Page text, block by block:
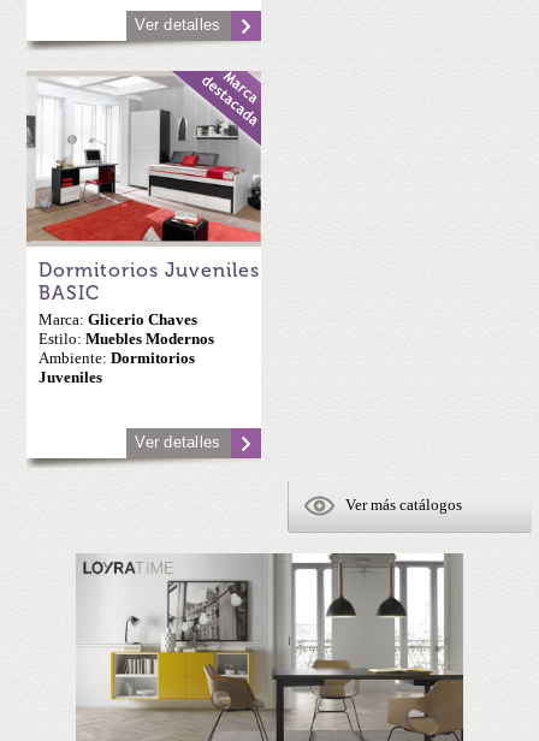
Ver detalles
Dormitorios Juveniles
BASIC
Marca:Glicerio Chaves
Estilo:Muebles Modernos
Ambiente:Dormitorios
Juveniles
Ver detalles
Ver más catálogos